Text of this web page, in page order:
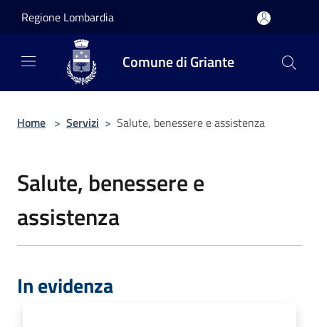
Regione Lombardia
Comune di Griante
Home > Servizi > Salute, benessere e assistenza
Salute, benessere e
assistenza
In evidenza